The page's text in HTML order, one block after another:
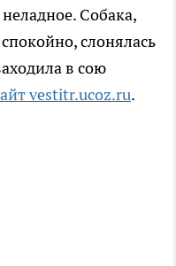
Собака,
слонялась
в сою
vestitr.ucoz.ru.